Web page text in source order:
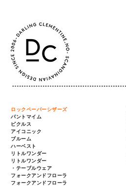
ロックペーパーシザーズ
パントマイム
ピクルス
アイコニック
ブルーム
ハーベスト
リトルワンダー
リトルワンダー
・テーブルウェア
フォークアンドフローラ
フォークアンドフローラ